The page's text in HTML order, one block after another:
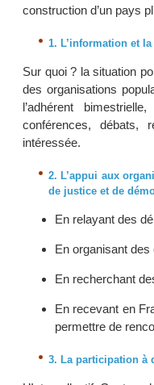
construction d’un pays
1. L’information et
Sur quoi ? la situation
des organisations
l’adhérent
conférences, débats,
intéressée.
2. L’appui aux
de justice et de
En relayant des
En organisant
En recherchant
En recevant en
permettre de
3. La participation à